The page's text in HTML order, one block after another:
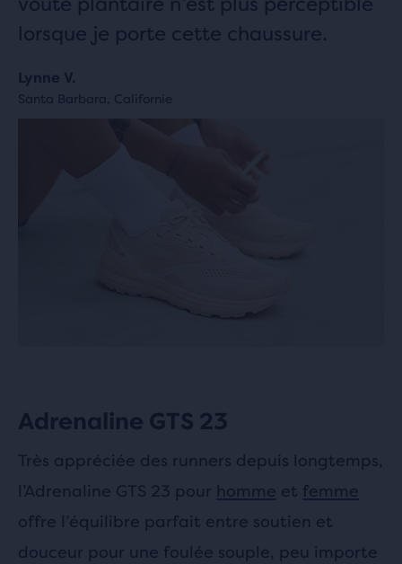
lorsque je porte cette chaussure.
Lynne V.
Santa Barbara, Californie
Adrenaline GTS 23
Très appréciée des runners depuis longtemps,
l’Adrenaline GTS 23 pour homme et femme
offre l’équilibre parfait entre soutien et
douceur pour une foulée souple, peu importe